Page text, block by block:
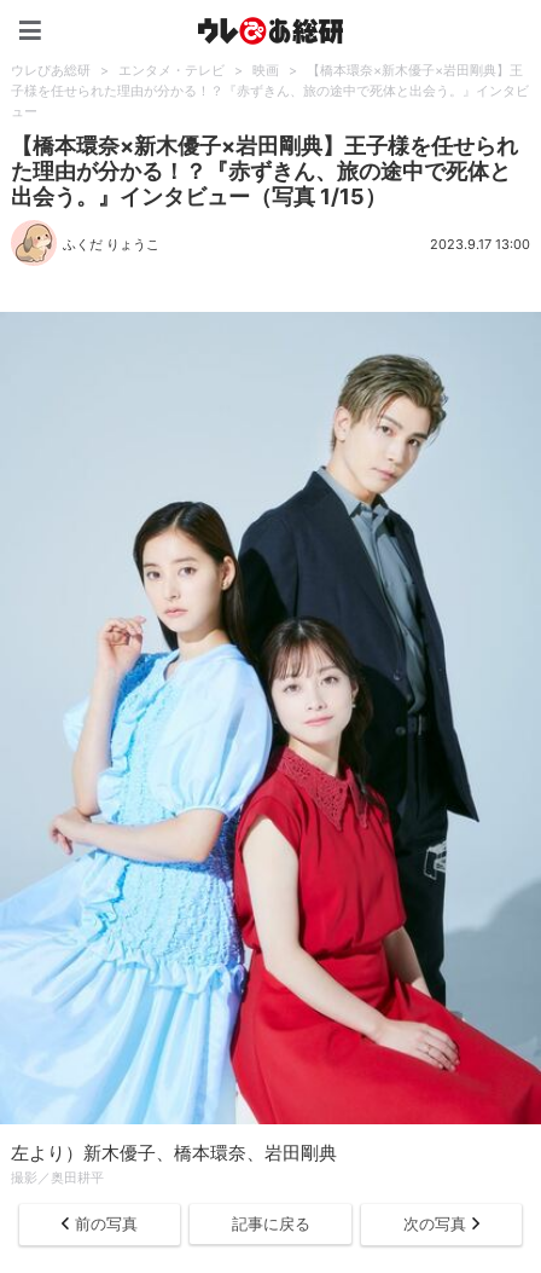
ウレぴあ総研 > エンタメ・テレビ > 映画 >
【橋本環奈×新木優子×岩田剛典】王
子様を任せられた理由が分かる！？『赤ずきん、旅の途中で死体と出会う。』インタビ
ュー
【橋本環奈×新木優子×岩田剛典】王子様を任せられ
た理由が分かる！？『赤ずきん、旅の途中で死体と
出会う。』インタビュー（写真 1/15）
ふくだ りょうこ 2023.9.17 13:00
左より）新木優子、橋本環奈、岩田剛典
撮影／奥田耕平
前の写真 記事に戻る 次の写真